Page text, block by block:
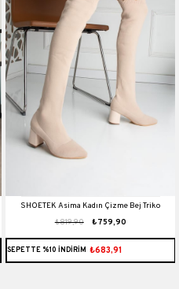
SHOETEK Asima Kadın Çizme Bej Triko
₺759,90
₺819,90
SEPETTE %10 İNDİRİM ₺683,91